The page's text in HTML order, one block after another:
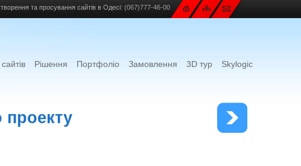
та просування сайтів в Одесі: (067)777-46-00
Рішення Портфоліо Замовлення 3D тур Skylogic
проекту